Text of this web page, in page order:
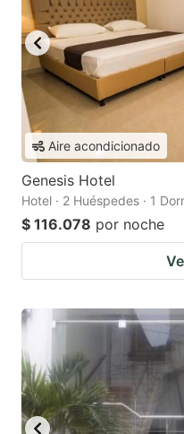
Aire acondicionado
Genesis Hotel
Hotel · 2 Huéspedes · 1
$ 116.078 por noche